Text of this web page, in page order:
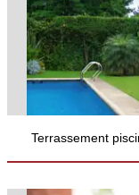
Terrassement